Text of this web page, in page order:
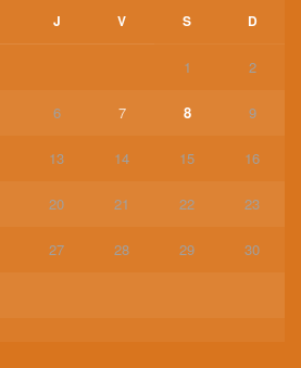
J V S D
1 2
6 7 8 9
13 14 15 16
20 21 22 23
27 28 29 30